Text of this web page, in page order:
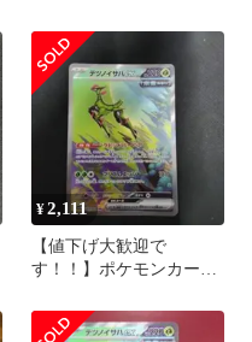
¥2,111
【値下げ大歓迎で
す！！】ポケモンカード